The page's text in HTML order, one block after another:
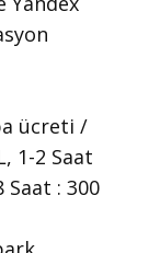
ücreti /
1-2 Saat
Saat : 300